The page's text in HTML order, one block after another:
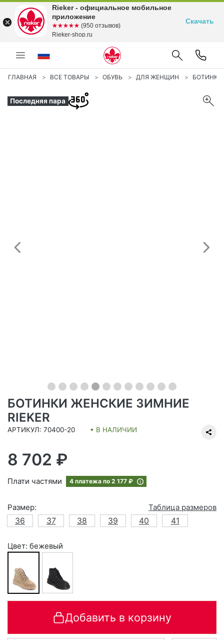
ГЛАВНАЯ ВСЕ ТОВАРЫ ОБУВЬ ДЛЯ ЖЕНЩИН БОТИНКИ
Последняя пара
Предыдущий
БОТИНКИ ЖЕНСКИЕ ЗИМНИЕ
RIEKER
АРТИКУЛ: 70400-20 • В НАЛИЧИИ
8 702 ₽
Плати частями 4 платежа по 2 177 ₽
Размер:
Таблица размеров
36
37 38 39 40 41
Цвет: бежевый
Добавить в корзину
Rieker - официальное мобильное
приложение
☆☆☆☆☆
★★★★★ (950 отзывов)
Rieker-shop.ru
Скачать